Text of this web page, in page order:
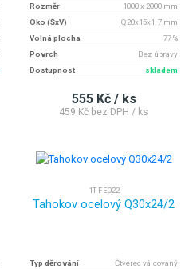
Rozměr
1000 x 2000 mm
Oko (ŠxV)
Q20x15x1, 7 mm
Volná plocha
77 %
Povrch
Bez úpravy
Dostupnost
skladem
555 Kč / ks
459 Kč bez DPH / ks
1T FE022
Tahokov ocelový Q30x24/2
Typ děrování
Čtverec válcovaný